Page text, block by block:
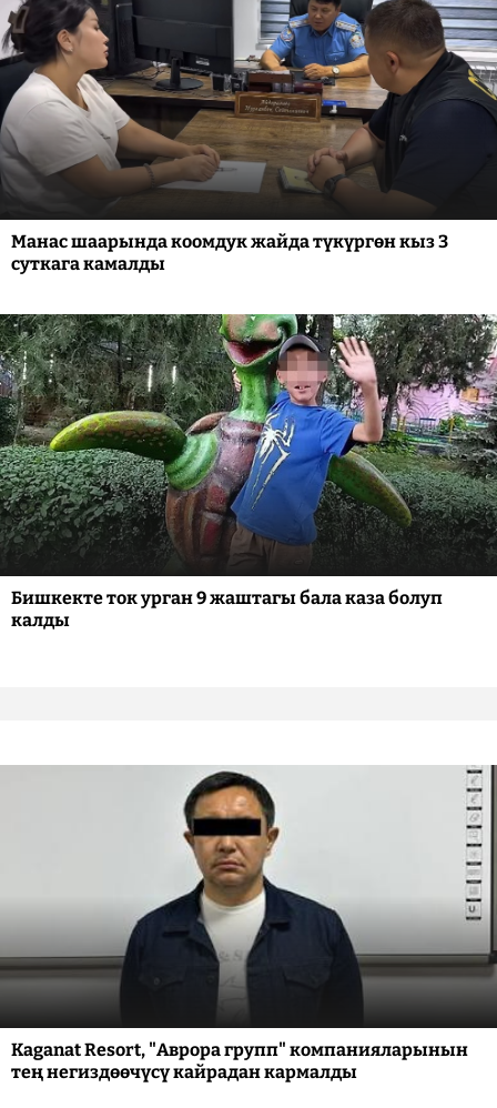
Манас шаарында коомдук жайда түкүргөн кыз 3
суткага камалды
Бишкекте ток урган 9 жаштагы бала каза болуп
калды
Kaganat Resort, "Аврора групп" компанияларынын
тең негиздөөчүсү кайрадан кармалды